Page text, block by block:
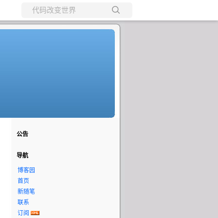
所有博客
公告
导航
博客园
首页
新随笔
联系
订阅